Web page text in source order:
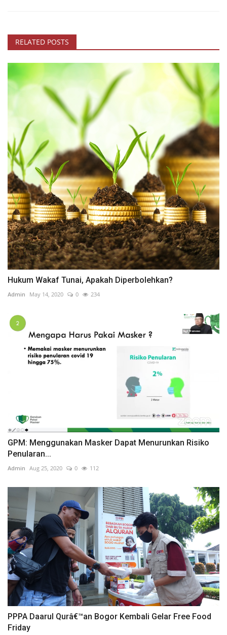
RELATED POSTS
Hukum Wakaf Tunai, Apakah Diperbolehkan?
Admin May 14, 2020 0 234
GPM: Menggunakan Masker Dapat Menurunkan Risiko
Penularan...
Admin Aug 25, 2020 0 112
PPPA Daarul Qurâ€™an Bogor Kembali Gelar Free Food
Friday